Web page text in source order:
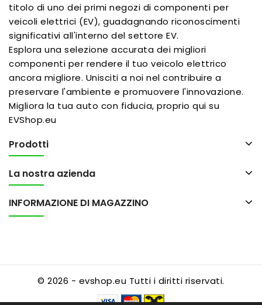
titolo di uno dei primi negozi di componenti per
veicoli elettrici (EV), guadagnando riconoscimenti
significativi all'interno del settore EV.
Esplora una selezione accurata dei migliori
componenti per rendere il tuo veicolo elettrico
ancora migliore. Unisciti a noi nel contribuire a
preservare l'ambiente e promuovere l'innovazione.
Migliora la tua auto con fiducia, proprio qui su
EVShop.eu
Prodotti
La nostra azienda
INFORMAZIONE DI MAGAZZINO
© 2026 - evshop.eu Tutti i diritti riservati.